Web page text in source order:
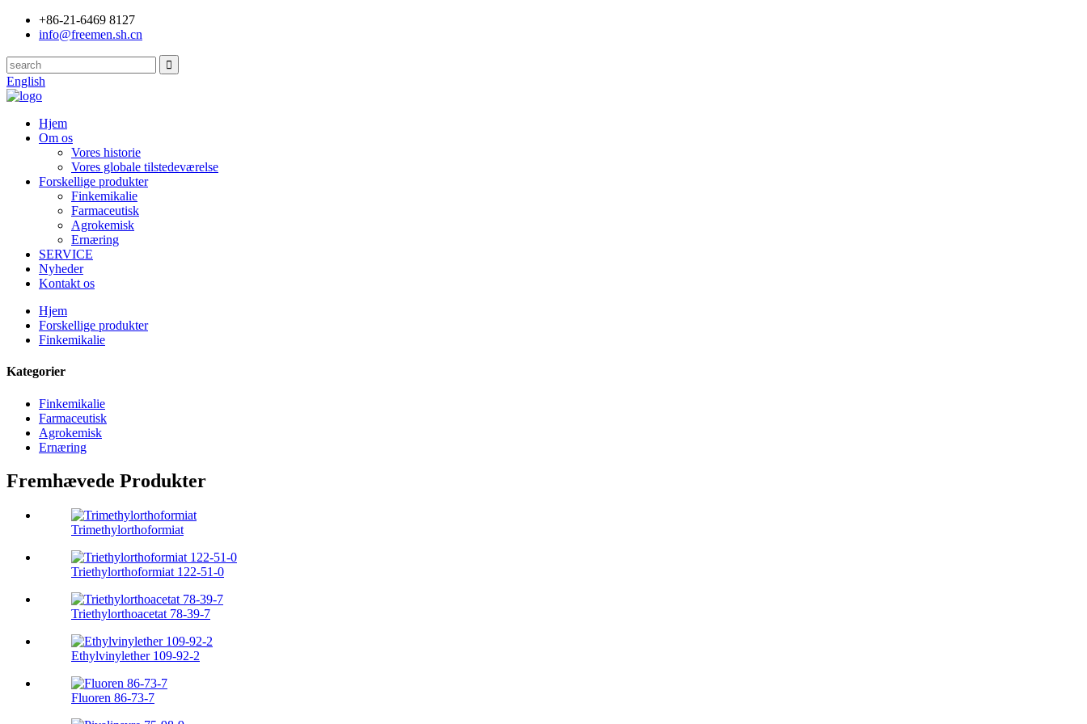
+86-21-6469 8127
info@freemen.sh.cn
English
Hjem
Om os
Vores historie
Vores globale tilstedeværelse
Forskellige produkter
Finkemikalie
Farmaceutisk
Agrokemisk
Ernæring
SERVICE
Nyheder
Kontakt os
Hjem
Forskellige produkter
Finkemikalie
Kategorier
Finkemikalie
Farmaceutisk
Agrokemisk
Ernæring
Fremhævede Produkter
Trimethylorthoformiat
Triethylorthoformiat 122-51-0
Triethylorthoacetat 78-39-7
Ethylvinylether 109-92-2
Fluoren 86-73-7